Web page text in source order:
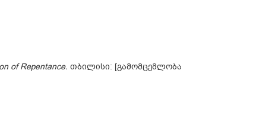
of Repentance. თბილისი: [გამომცემლობა